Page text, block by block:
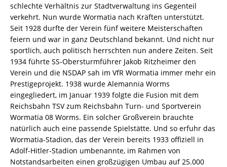
schlechte Verhältnis zur Stadtverwaltung ins Gegenteil
verkehrt. Nun wurde Wormatia nach Kräften unterstützt.
Seit 1928 durfte der Verein fünf weitere Meisterschaften
feiern und war in ganz Deutschland bekannt. Und nicht nur
sportlich, auch politisch herrschten nun andere Zeiten. Seit
1934 führte SS-Obersturmführer Jakob Ritzheimer den
Verein und die NSDAP sah im VfR Wormatia immer mehr ein
Prestigeprojekt. 1938 wurde Alemannia Worms
eingegliedert, im Januar 1939 folgte die Fusion mit dem
Reichsbahn TSV zum Reichsbahn Turn- und Sportverein
Wormatia 08 Worms. Ein solcher Großverein brauchte
natürlich auch eine passende Spielstätte. Und so erfuhr das
Wormatia-Stadion, das der Verein bereits 1933 offiziell in
Adolf-Hitler-Stadion umbenannte, im Rahmen von
Notstandsarbeiten einen großzügigen Umbau auf 25.000